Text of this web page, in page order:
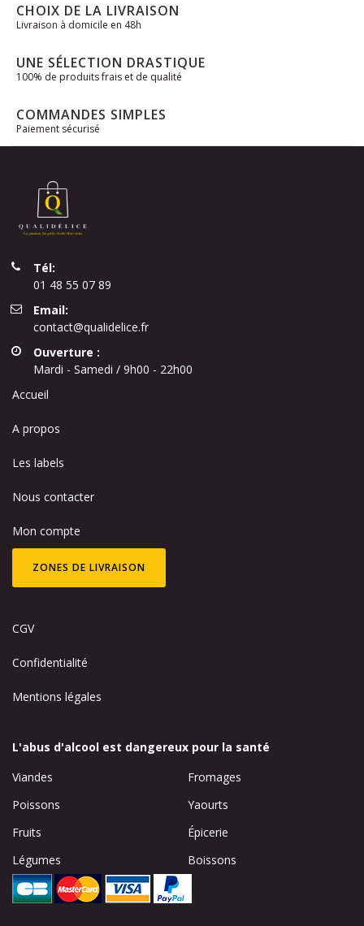
CHOIX DE LA LIVRAISON
Livraison à domicile en 48h
UNE SÉLECTION DRASTIQUE
100% de produits frais et de qualité
COMMANDES SIMPLES
Paiement sécurisé
Tél:
01 48 55 07 89
Email:
contact@qualidelice.fr
Ouverture :
Mardi - Samedi / 9h00 - 22h00
Accueil
A propos
Les labels
Nous contacter
Mon compte
ZONES DE LIVRAISON
CGV
Confidentialité
Mentions légales
L'abus d'alcool est dangereux pour la santé
Viandes
Poissons
Fruits
Légumes
Fromages
Yaourts
Épicerie
Boissons